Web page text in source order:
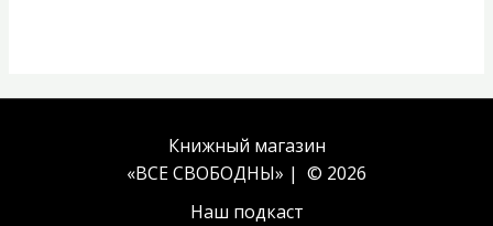
Книжный магазин
«ВСЕ СВОБОДНЫ» | © 2026
Наш подкаст